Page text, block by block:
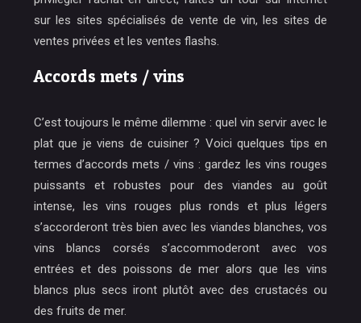
sur les sites spécialisés de vente de vin, les sites de
ventes privées et les ventes flashs.
Accords mets / vins
C’est toujours le même dilemme : quel vin servir avec le
plat que je viens de cuisiner ? Voici quelques tips en
termes d’accords mets / vins : gardez les vins rouges
puissants et robustes pour des viandes au goût
intense, les vins rouges plus ronds et plus légers
s’accorderont très bien avec les viandes blanches, vos
vins blancs corsés s’accommoderont avec vos
entrées et des poissons de mer alors que les vins
blancs plus secs iront plutôt avec des crustacés ou
des fruits de mer.